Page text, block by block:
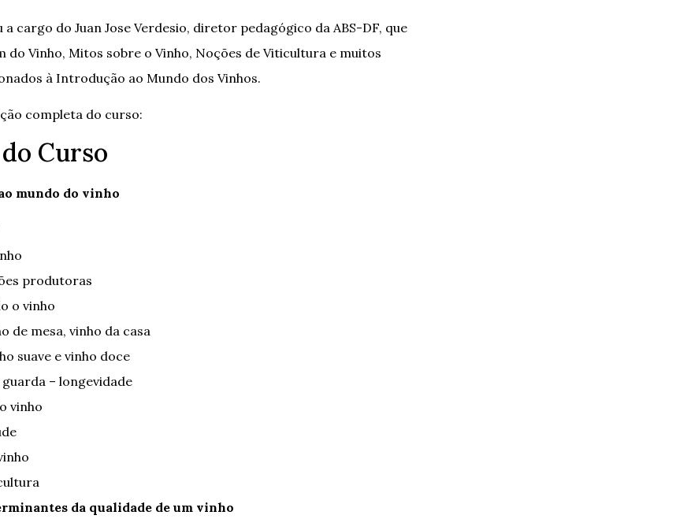
cargo do Juan Jose Verdesio, diretor pedagógico da ABS-DF, que
do Vinho, Mitos sobre o Vinho, Noções de Viticultura e muitos
à Introdução ao Mundo dos Vinhos.
completa do curso:
Curso
mundo do vinho
produtoras
o vinho
de mesa, vinho da casa
suave e vinho doce
– longevidade
vinho
da qualidade de um vinho